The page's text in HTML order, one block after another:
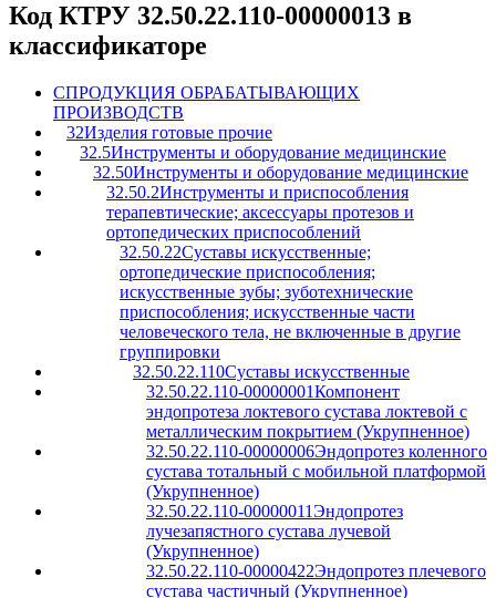
Код КТРУ 32.50.22.110-00000013 в
классификаторе
CПРОДУКЦИЯ ОБРАБАТЫВАЮЩИХ
ПРОИЗВОДСТВ
32Изделия готовые прочие
32.5Инструменты и оборудование медицинские
32.50Инструменты и оборудование медицинские
32.50.2Инструменты и приспособления
терапевтические; аксессуары протезов и
ортопедических приспособлений
32.50.22Суставы искусственные;
ортопедические приспособления;
искусственные зубы; зуботехнические
приспособления; искусственные части
человеческого тела, не включенные в другие
группировки
32.50.22.110Суставы искусственные
32.50.22.110-00000001Компонент
эндопротеза локтевого сустава локтевой с
металлическим покрытием (Укрупненное)
32.50.22.110-00000006Эндопротез коленного
сустава тотальный с мобильной платформой
(Укрупненное)
32.50.22.110-00000011Эндопротез
лучезапястного сустава лучевой
(Укрупненное)
32.50.22.110-00000422Эндопротез плечевого
сустава частичный (Укрупненное)